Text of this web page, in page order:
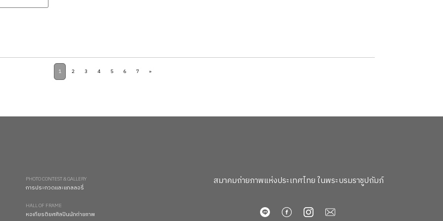
1 2 3 4 5 6 7 »
PHOTO CONTEST & GALLERY
การประกวดและแกลลอรี่
HALL OF FRAME
หอเกียรติยศศิลปินนักถ่ายภาพ
สมาคมถ่ายภาพแห่งประเทศไทย ในพระบรมราชูปถัมภ์